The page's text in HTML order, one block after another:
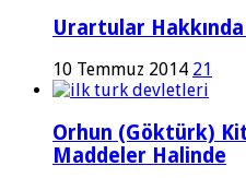
Urartular
10 Temmuz 2014 21
Orhun (Göktürk)
Maddeler Halinde